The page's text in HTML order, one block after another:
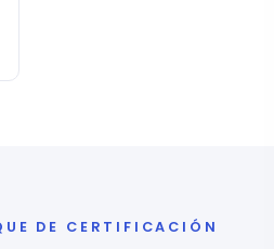
DE CERTIFICACIÓN